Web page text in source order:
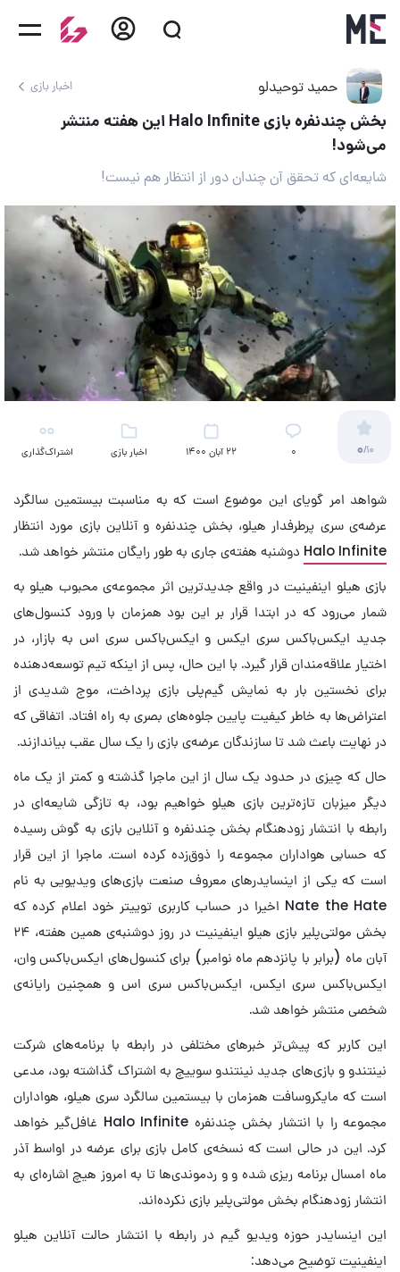
حمید توحیدلو اخبار بازی
بخش چندنفره بازی Halo Infinite این هفته منتشر
می‌شود!
شایعه‌ای که تحقق آن چندان دور از انتظار هم نیست!
0/10 ۰ 22 آبان 1400 اخبار بازی اشتراک‌گذاری
شواهد امر گویای این موضوع است که به مناسبت بیستمین سالگرد
عرضه‌ی سری پرطرفدار هیلو، بخش چندنفره و آنلاین بازی مورد انتظار
Halo Infinite دوشنبه هفته‌ی جاری به طور رایگان منتشر خواهد شد.
بازی هیلو اینفینیت در واقع جدیدترین اثر مجموعه‌ی محبوب هیلو به
شمار می‌رود که در ابتدا قرار بر این بود همزمان با ورود کنسول‌های
جدید ایکس‌باکس سری ایکس و ایکس‌باکس سری اس به بازار، در
اختیار علاقه‌مندان قرار گیرد. با این حال، پس از اینکه تیم توسعه‌دهنده
برای نخستین بار به نمایش گیم‌پلی بازی پرداخت، موج شدیدی از
اعتراض‌ها به خاطر کیفیت پایین جلوه‌های بصری به راه افتاد. اتفاقی که
در نهایت باعث شد تا سازندگان عرضه‌ی بازی را یک سال عقب بیاندازند.
حال که چیزی در حدود یک سال از این ماجرا گذشته و کمتر از یک ماه
دیگر میزبان تازه‌ترین بازی هیلو خواهیم بود، به تازگی شایعه‌ای در
رابطه با انتشار زودهنگام بخش چندنفره و آنلاین بازی به گوش رسیده
که حسابی هواداران مجموعه را ذوق‌زده کرده است. ماجرا از این قرار
است که یکی از اینسایدرهای معروف صنعت بازی‌های ویدیویی به نام
Nate the Hate اخیرا در حساب کاربری توییتر خود اعلام کرده که
بخش مولتی‌پلیر بازی هیلو اینفینیت در روز دوشنبه‌ی همین هفته، ۲۴
آبان ماه (برابر با پانزدهم ماه نوامبر) برای کنسول‎‌های ایکس‌باکس وان،
ایکس‌باکس سری ایکس، ایکس‌باکس سری اس و همچنین رایانه‌ی
شخصی منتشر خواهد شد.
این کاربر که پیش‌تر خبرهای مختلفی در رابطه با برنامه‌های شرکت
نینتندو و بازی‌های جدید نینتندو سوییچ به اشتراک گذاشته بود، مدعی
است که مایکروسافت همزمان با بیستمین سالگرد سری هیلو، هواداران
مجموعه را با انتشار بخش چندنفره Halo Infinite غافل‌گیر خواهد
کرد. این در حالی است که نسخه‌ی کامل بازی برای عرضه در اواسط آذر
ماه امسال برنامه ریزی شده و و ردموندی‌ها تا به امروز هیچ اشاره‌ای به
انتشار زودهنگام بخش مولتی‌پلیر بازی نکرده‌اند.
این اینسایدر حوزه ویدیو گیم در رابطه با انتشار حالت آنلاین هیلو
اینفینیت توضیح می‌دهد: